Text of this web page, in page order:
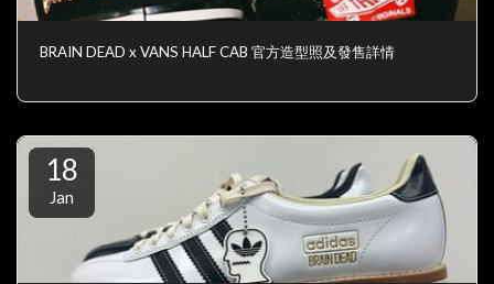
BRAIN DEAD x VANS HALF CAB 官方造型照及發售詳情
18
Jan